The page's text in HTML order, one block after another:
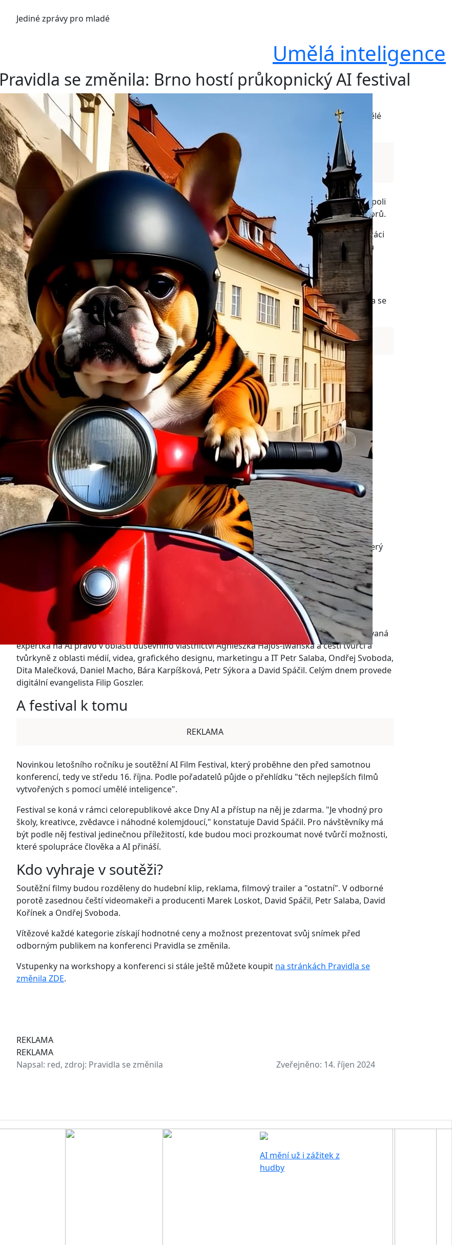
Jedinézprávy pro mladé
Umělá inteligence
Pravidla se změnila: Brno hostí průkopnický AI festival
Mezinárodní konference a filmový festival k tomu. Brno bude od 16. do 17. října hostit
"průkopnickou iniciativu"
Pravidla se změnila
, která zkoumá prolínání lidské kreativity a umělé
inteligence.
REKLAMA
REKLAMA
Prostřednictvím konference, AI filmového festivalu a vzdělávacích akcí se v moravské metropoli
spojí inovátoři z oblasti médií, video tvorby, grafického designu, marketingu, IT a dalších oborů.
"Budeme zkoumat, jak AI proměňuje kreativní odvětví. Naším posláním je inspirovat spolupráci
mezi lidskými talenty a inteligentními stroji s cílem posouvat hranice toho, co je možné," říká
mluvčí festivalu David Havran Spáčil.
Konference i festival
Ve čtvrtek 17. října se v KUMSTu v Brně otevírá první ročník mezinárodní konference Pravidla se
změnila, největšího hřiště pro setkání kreativců a umělé inteligence v České republice.
REKLAMA
Jako součást této akce proběhne první mezinárodní konference a také AI filmový festival, který
začíná už o den dřív, tedy 16. října.
AI celebrity
Konference nabídne přednášky od zahraničních i domácích hráčů, praktické workshopy a
networking.
Vystoupí světoví YouTubeři a videomakeři Tim Simmons a Olivio Sarikas, mezinárodně uznávaná
expertka na AI právo v oblasti duševního vlastnictví Agnieszka Hajos-Iwańska a čeští tvůrci a
tvůrkyně z oblasti médií, videa, grafického designu, marketingu a IT Petr Salaba, Ondřej Svoboda,
Dita Malečková, Daniel Macho, Bára Karpíšková, Petr Sýkora a David Spáčil. Celým dnem provede
digitální evangelista Filip Goszler.
A festival k tomu
REKLAMA
Novinkou letošního ročníku je soutěžní AI Film Festival, který proběhne den před samotnou
konferencí, tedy ve středu 16. října. Podle pořadatelů půjde o přehlídku "těch nejlepších filmů
vytvořených s pomocí umělé inteligence".
Festival se koná v rámci celorepublikové akce Dny AI a přístup na něj je zdarma. "Je vhodný pro
školy, kreativce, zvědavce i náhodné kolemjdoucí," konstatuje David Spáčil. Pro návštěvníky má
být podle něj festival jedinečnou příležitostí, kde budou moci prozkoumat nové tvůrčí možnosti,
které spolupráce člověka a AI přináší.
Kdo vyhraje v soutěži?
Soutěžní filmy budou rozděleny do hudební klip, reklama, filmový trailer a "ostatní". V odborné
porotě zasednou čeští videomakeři a producenti Marek Loskot, David Spáčil, Petr Salaba, David
Kořínek a Ondřej Svoboda.
Vítězové každé kategorie získají hodnotné ceny a možnost prezentovat svůj snímek před
odborným publikem na konferenci Pravidla se změnila.
Vstupenky na workshopy a konferenci si stále ještě můžete koupit na stránkách Pravidla se
změnila ZDE.
REKLAMA
REKLAMA
Napsal: red, zdroj: Pravidla se změnila Zveřejněno: 14. říjen 2024
AI mění už i zážitek z
hudby